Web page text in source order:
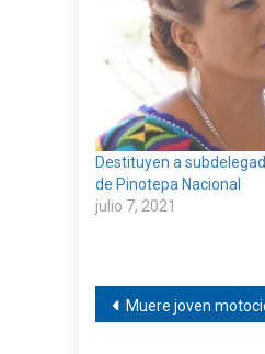
Destituyen a
de Pinotepa Nacional
julio 7, 2021
Muere joven motociclista en Pinotepa